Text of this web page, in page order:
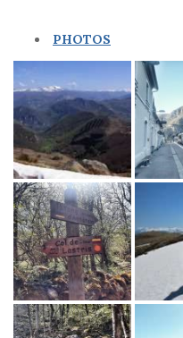
PHOTOS